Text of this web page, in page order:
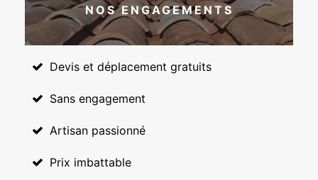
NOS ENGAGEMENTS
Devis et déplacement gratuits
Sans engagement
Artisan passionné
Prix imbattable